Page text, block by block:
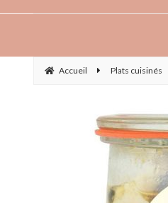
Accueil Plats cuisinés